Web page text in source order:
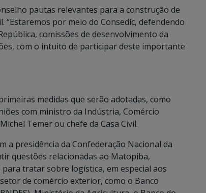
pautas relevantes para a construção de
por meio do Consedic, defendendo
comissões de desenvolvimento da
com o intuito de participar deste importante
medidas que serão adotadas, como
com ministro da Indústria, Comércio
Temer ou chefe da Casa Civil.
a presidência da Confederação Nacional da
questões relacionadas ao Matopiba,
tratar sobre logística, em especial aos
de comércio exterior, como o Banco